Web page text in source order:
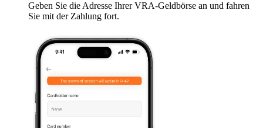
Geben Sie die Adresse Ihrer VRA-Geldbörse an und fahren
Sie mit der Zahlung fort.